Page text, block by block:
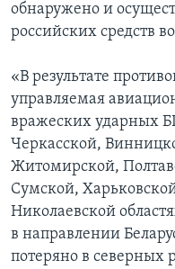
обнаружено и
российских средств
«В результате
управляемая
вражеских ударных
Черкасской,
Житомирской,
Сумской,
Николаевской
в направлении
потеряно в северных